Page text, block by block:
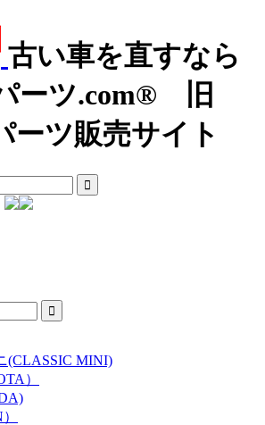
古い車を直すなら
ーツ.com® 旧
ーツ販売サイト
(CLASSIC MINI)
）